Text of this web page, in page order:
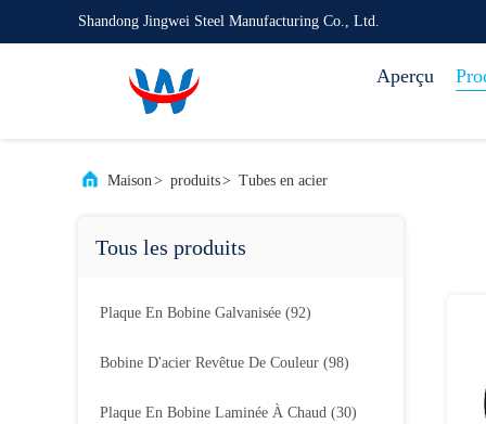
Shandong Jingwei Steel Manufacturing Co., Ltd.
Aperçu
Maison> produits> Tubes en acier
Tous les produits
Plaque En Bobine Galvanisée (92)
Bobine D'acier Revêtue De Couleur (98)
Plaque En Bobine Laminée À Chaud (30)